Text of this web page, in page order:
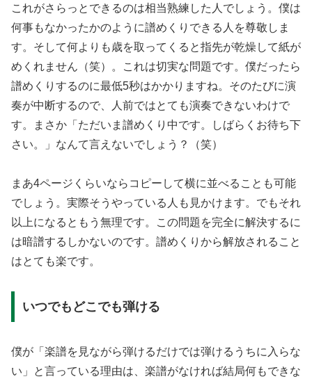
これがさらっとできるのは相当熟練した人でしょう。僕は
何事もなかったかのように譜めくりできる人を尊敬しま
す。そして何よりも歳を取ってくると指先が乾燥して紙が
めくれません（笑）。これは切実な問題です。僕だったら
譜めくりするのに最低5秒はかかりますね。そのたびに演
奏が中断するので、人前ではとても演奏できないわけで
す。まさか「ただいま譜めくり中です。しばらくお待ち下
さい。」なんて言えないでしょう？（笑）
まあ4ページくらいならコピーして横に並べることも可能
でしょう。実際そうやっている人も見かけます。でもそれ
以上になるともう無理です。この問題を完全に解決するに
は暗譜するしかないのです。譜めくりから解放されること
はとても楽です。
いつでもどこでも弾ける
僕が「楽譜を見ながら弾けるだけでは弾けるうちに入らな
い」と言っている理由は、楽譜がなければ結局何もできな